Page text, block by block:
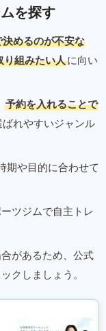
を探す
めるのが不安な
り組みたい人に向い
予約を入れることで
ばれやすいジャンル
期や目的に合わせて
ツジムで自主トレ
があるため、公式
クしましょう。